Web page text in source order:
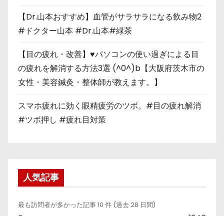
【Dr.山本おすすめ】血管がサラサラになる飲み物2
#ドクター山本 #Dr.山本#緑茶
【目の疲れ・改善】♥パソコンの使い過ぎによる目
の疲れを解消する方法3選 (^0^)b【大阪府茨木市の
女性・美容鍼灸・整体師が教えます。】
スマホ疲れに効く眼精疲労のツボ。#目の疲れ解消
#ツボ押し #疲れ目対策
人気記事
最も訪問者が多かった記事 10 件 (過去 28 日間)